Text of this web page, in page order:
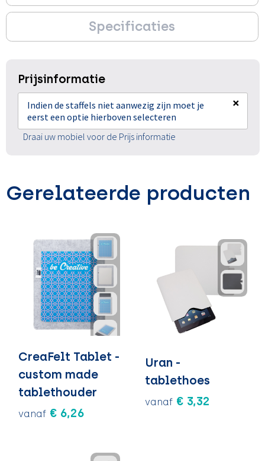
Specificaties
Prijsinformatie
Indien de staffels niet aanwezig zijn moet je
eerst een optie hierboven selecteren
×
Draai uw mobiel voor de Prijs informatie
Gerelateerde producten
CreaFelt Tablet -
custom made
tablethouder
vanaf € 6,26
Uran -
tablethoes
vanaf € 3,32